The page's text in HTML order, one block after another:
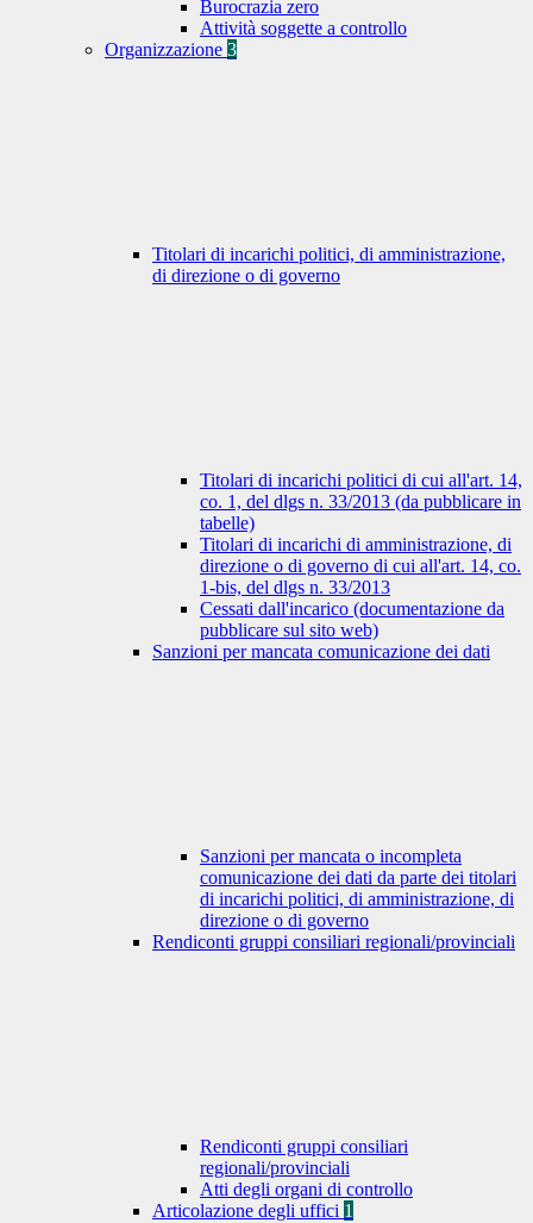
Burocrazia zero
Attività soggette a controllo
Organizzazione 3
Titolari di incarichi politici, di amministrazione,
di direzione o di governo
Titolari di incarichi politici di cui all'art. 14,
co. 1, del dlgs n. 33/2013 (da pubblicare in
tabelle)
Titolari di incarichi di amministrazione, di
direzione o di governo di cui all'art. 14, co.
1-bis, del dlgs n. 33/2013
Cessati dall'incarico (documentazione da
pubblicare sul sito web)
Sanzioni per mancata comunicazione dei dati
Sanzioni per mancata o incompleta
comunicazione dei dati da parte dei titolari
di incarichi politici, di amministrazione, di
direzione o di governo
Rendiconti gruppi consiliari regionali/provinciali
Rendiconti gruppi consiliari
regionali/provinciali
Atti degli organi di controllo
Articolazione degli uffici 1